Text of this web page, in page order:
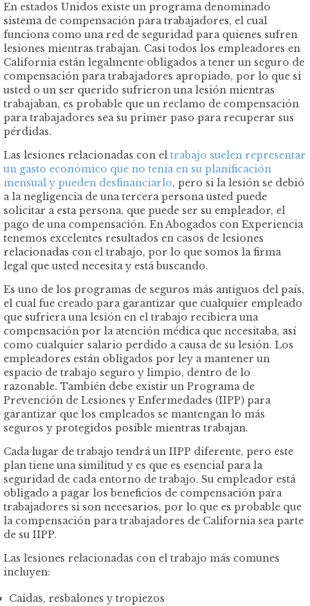
En estados Unidos existe un programa denominado
sistema de compensación para trabajadores, el cual
funciona como una red de seguridad para quienes sufren
lesiones mientras trabajan. Casi todos los empleadores en
California están legalmente obligados a tener un seguro de
compensación para trabajadores apropiado, por lo que si
usted o un ser querido sufrieron una lesión mientras
trabajaban, es probable que un reclamo de compensación
para trabajadores sea su primer paso para recuperar sus
pérdidas.
Las lesiones relacionadas con el trabajo suelen representar
un gasto económico que no tenía en su planificación
mensual y pueden desfinanciarlo, pero si la lesión se debió
a la negligencia de una tercera persona usted puede
solicitar a esta persona, que puede ser su empleador, el
pago de una compensación. En Abogados con Experiencia
tenemos excelentes resultados en casos de lesiones
relacionadas con el trabajo, por lo que somos la firma
legal que usted necesita y está buscando.
Es uno de los programas de seguros más antiguos del país,
el cual fue creado para garantizar que cualquier empleado
que sufriera una lesión en el trabajo recibiera una
compensación por la atención médica que necesitaba, así
como cualquier salario perdido a causa de su lesión. Los
empleadores están obligados por ley a mantener un
espacio de trabajo seguro y limpio, dentro de lo
razonable. También debe existir un Programa de
Prevención de Lesiones y Enfermedades (IIPP) para
garantizar que los empleados se mantengan lo más
seguros y protegidos posible mientras trabajan.
Cada lugar de trabajo tendrá un IIPP diferente, pero este
plan tiene una similitud y es que es esencial para la
seguridad de cada entorno de trabajo. Su empleador está
obligado a pagar los beneficios de compensación para
trabajadores si son necesarios, por lo que es probable que
la compensación para trabajadores de California sea parte
de su IIPP.
Las lesiones relacionadas con el trabajo más comunes
incluyen:
Caídas, resbalones y tropiezos